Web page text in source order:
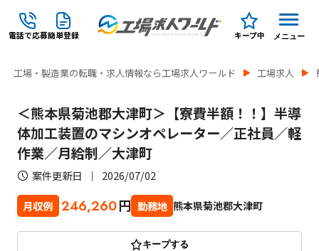
電話で応募簡単登録 キープ中 メニュー
工場・製造業の転職・求人情報なら工場求人ワールド 工場求人
＜熊本県菊池郡大津町＞【寮費半額！！】半導
体加工装置のマシンオペレーター／正社員／軽
作業／月給制／大津町
案件更新日 2026/07/02
月収例 246,260円 勤務地 熊本県菊池郡大津町
キープする